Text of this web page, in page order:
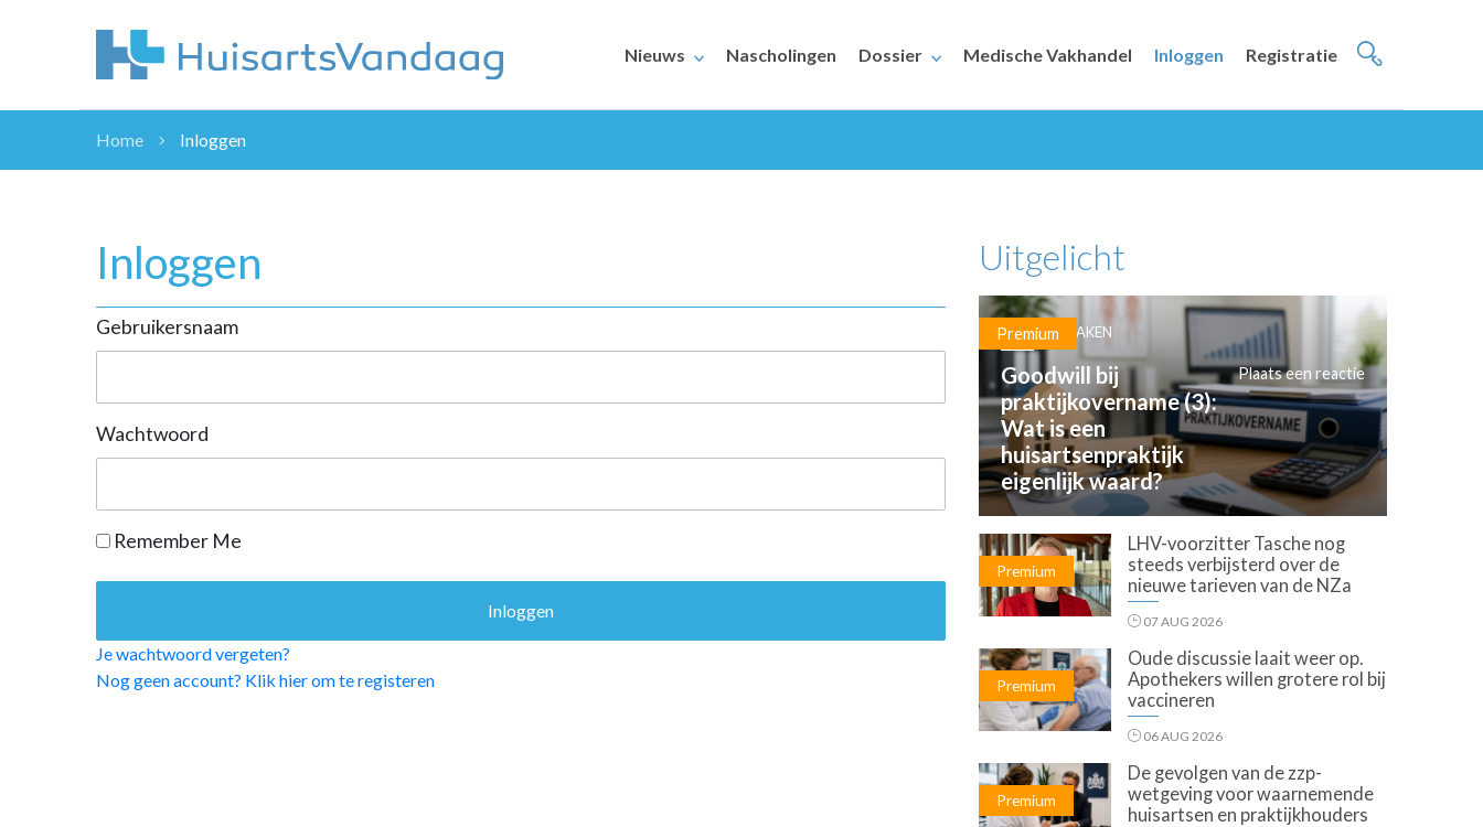
Nieuws Nascholingen Dossier Medische Vakhandel Inloggen Registratie
ZORGVERZEKERAARS
DOSSIER
NHG
PRAKTIJKZAKEN
VPHUISARTSEN
MEDISCHE VAKHANDEL
Home Inloggen
Inloggen
Gebruikersnaam
Wachtwoord
Remember Me
Je wachtwoord vergeten?
Nog geen account? Klik hier om te registeren
Uitgelicht
Premium
PRAKTIJKZAKEN
Goodwill bij
praktijkovername (3):
Wat is een
huisartsenpraktijk
eigenlijk waard?
Plaats een reactie
Premium
LHV-voorzitter Tasche nog
steeds verbijsterd over de
nieuwe tarieven van de NZa
07 AUG 2026
Premium
Oude discussie laait weer op.
Apothekers willen grotere rol bij
vaccineren
06 AUG 2026
Premium
De gevolgen van de zzp-
wetgeving voor waarnemende
huisartsen en praktijkhouders